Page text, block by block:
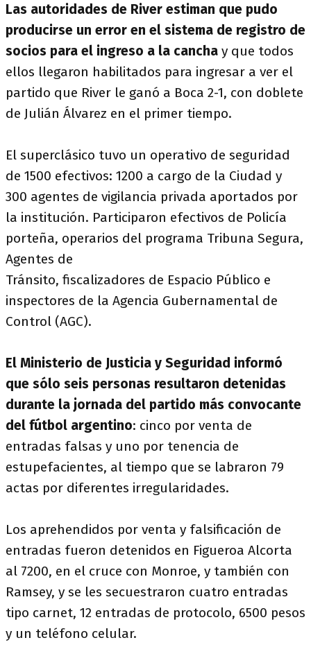
Las autoridades de River estiman que pudo
producirse un error en el sistema de registro de
socios para el ingreso a la cancha y que todos
ellos llegaron habilitados para ingresar a ver el
partido que River le ganó a Boca 2-1, con doblete
de Julián Álvarez en el primer tiempo.
El superclásico tuvo un operativo de seguridad
de 1500 efectivos: 1200 a cargo de la Ciudad y
300 agentes de vigilancia privada aportados por
la institución. Participaron efectivos de Policía
porteña, operarios del programa Tribuna Segura,
Agentes de
Tránsito, fiscalizadores de Espacio Público e
inspectores de la Agencia Gubernamental de
Control (AGC).
El Ministerio de Justicia y Seguridad informó
que sólo seis personas resultaron detenidas
durante la jornada del partido más convocante
del fútbol argentino: cinco por venta de
entradas falsas y uno por tenencia de
estupefacientes, al tiempo que se labraron 79
actas por diferentes irregularidades.
Los aprehendidos por venta y falsificación de
entradas fueron detenidos en Figueroa Alcorta
al 7200, en el cruce con Monroe, y también con
Ramsey, y se les secuestraron cuatro entradas
tipo carnet, 12 entradas de protocolo, 6500 pesos
y un teléfono celular.